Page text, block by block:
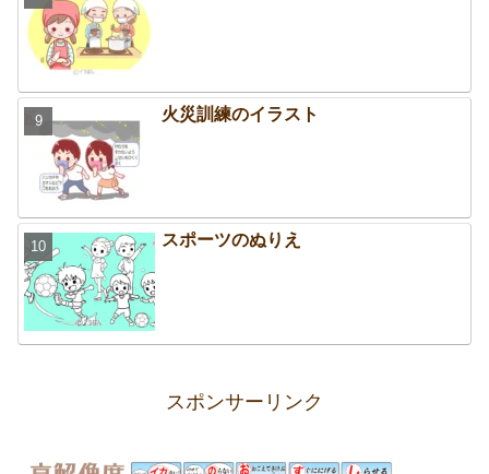
火災訓練のイラスト
スポーツのぬりえ
スポンサーリンク